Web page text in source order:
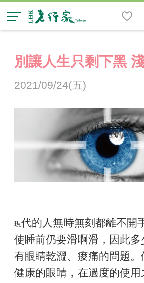
別讓人生只剩下黑
2021/09/24(五)
現代的人無時無刻都離不開
使睡前仍要滑啊滑，因此多
有眼睛乾澀、痠痛的問題
健康的眼睛，在過度的使